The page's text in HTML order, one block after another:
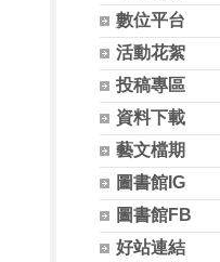
數位平台
活動花絮
投稿專區
資料下載
藝文檔期
圖書館IG
圖書館FB
好站連結